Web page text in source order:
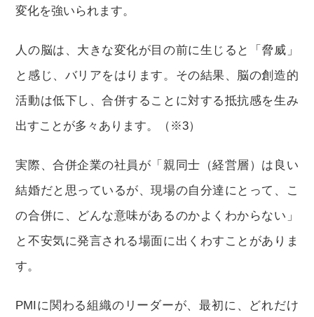
変化を強いられます。
人の脳は、大きな変化が目の前に生じると「脅威」
と感じ、バリアをはります。その結果、脳の創造的
活動は低下し、合併することに対する抵抗感を生み
出すことが多々あります。（※3）
実際、合併企業の社員が「親同士（経営層）は良い
結婚だと思っているが、現場の自分達にとって、こ
の合併に、どんな意味があるのかよくわからない」
と不安気に発言される場面に出くわすことがありま
す。
PMIに関わる組織のリーダーが、最初に、どれだけ